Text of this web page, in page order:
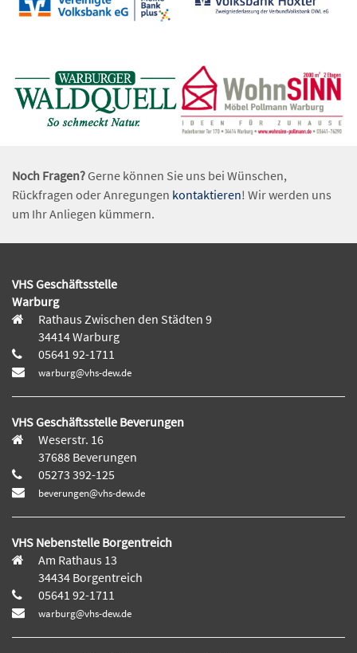
Noch Fragen? Gerne können Sie uns bei Wünschen,
Rückfragen oder Anregungen kontaktieren! Wir werden uns
um Ihr Anliegen kümmern.
VHS Geschäftsstelle
Warburg
Rathaus Zwischen den Städten 9
34414 Warburg
05641 92-1711
warburg@vhs-dew.de
VHS Geschäftsstelle Beverungen
Weserstr. 16
37688 Beverungen
05273 392-125
beverungen@vhs-dew.de
VHS Nebenstelle Borgentreich
Am Rathaus 13
34434 Borgentreich
05641 92-1711
warburg@vhs-dew.de